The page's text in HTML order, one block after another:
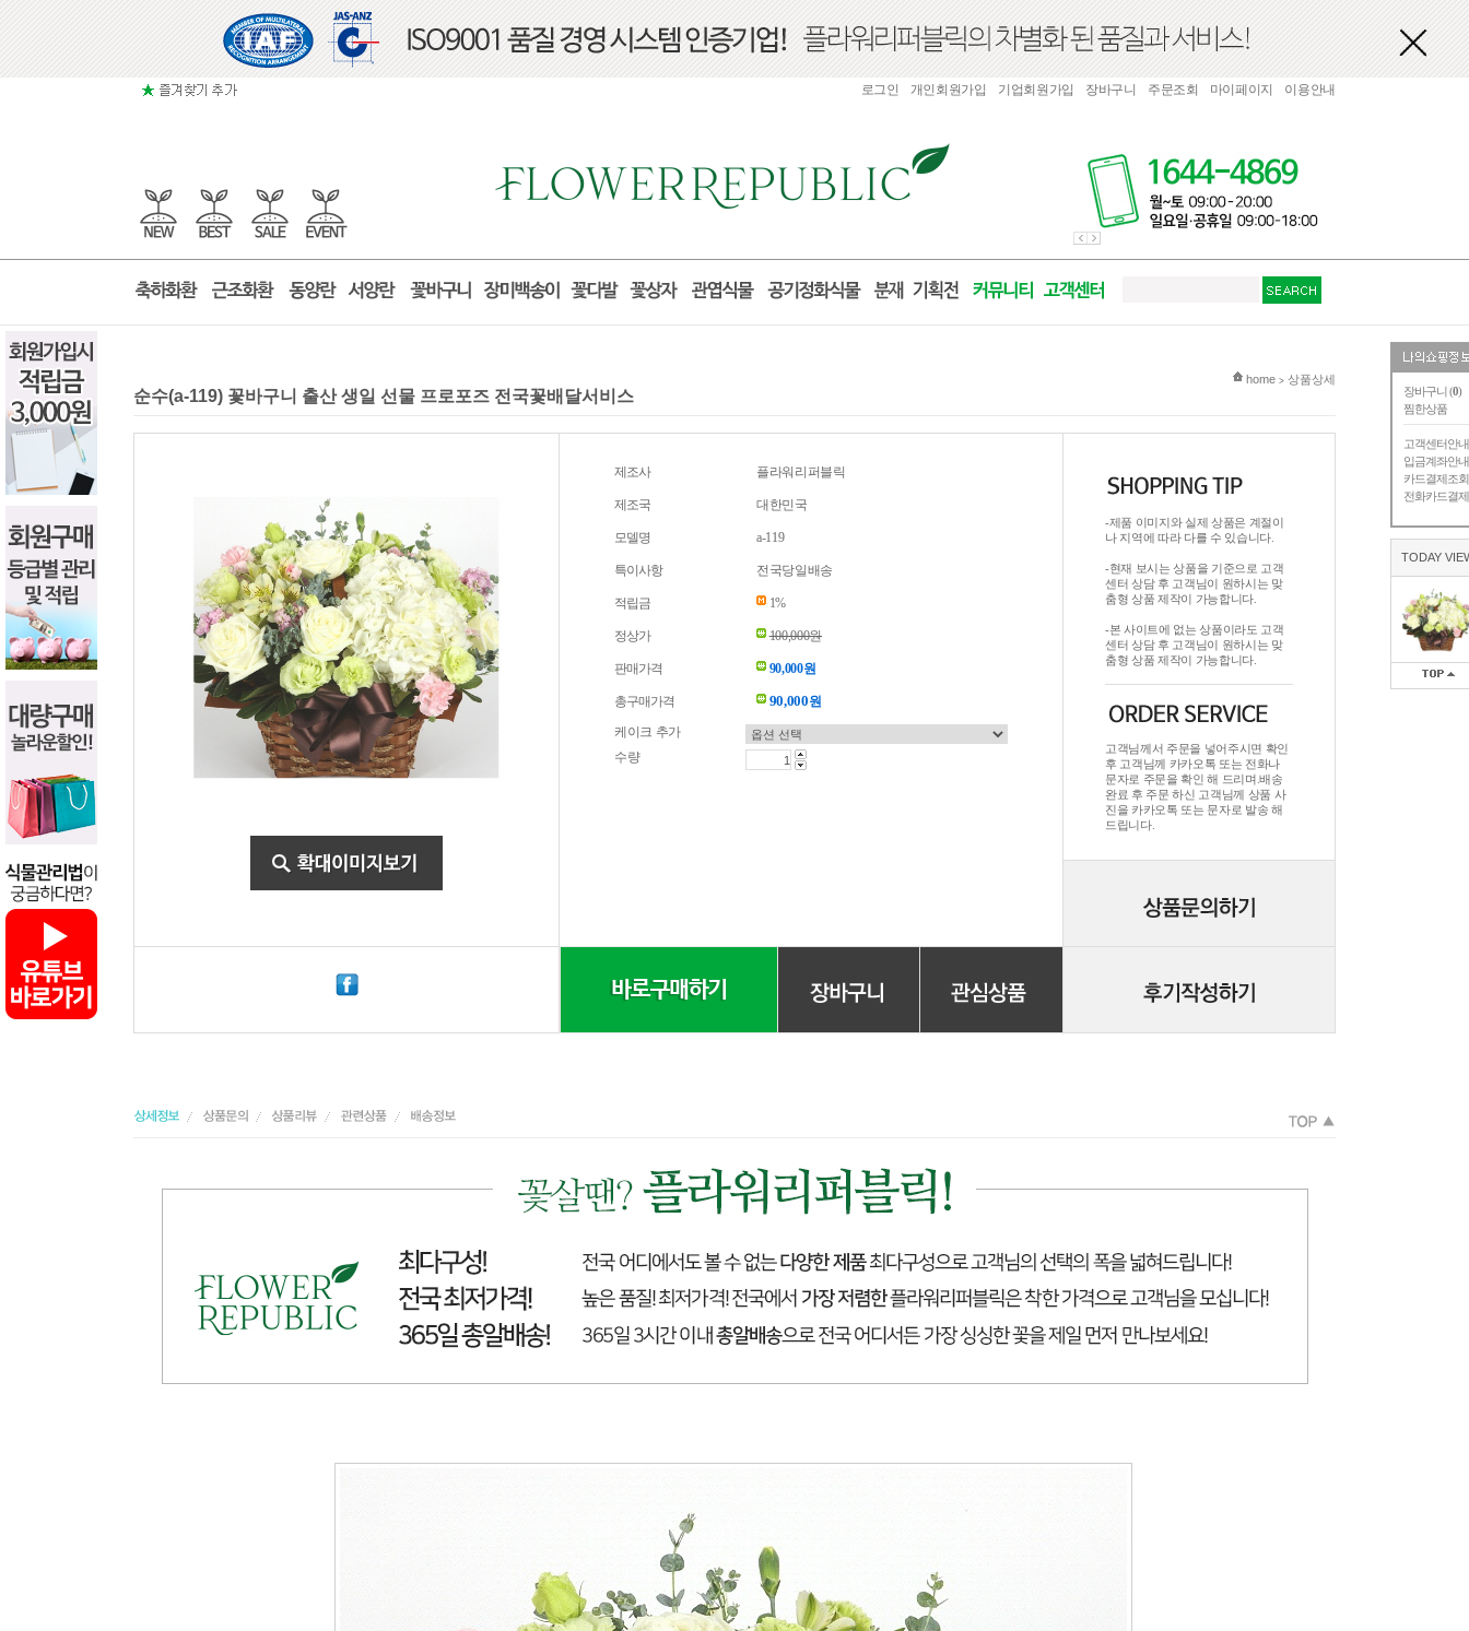
장바구니 (0)
찜한상품
고객센터안내
입금계좌안내
카드결제조회
전화카드결제
TODAY
로그인 개인회원가입 기업회원가입 장바구니 주문조회 마이페이지 이용안내
현재 위치
home > 상품상세
순수(a-119) 꽃바구니 출산 생일 선물 프로포즈 전국꽃배달서비스
제조사 플라워리퍼블릭
제조국 대한민국
모델명 a-119
특이사항 전국당일배송
적립금 1%
정상가 100,000원
판매가격 90,000원
총구매가격 90,000원
케이크 추가
수량
-제품 이미지와 실제 상품은 계절이
나 지역에 따라 다를 수 있습니다.
-현재 보시는 상품을 기준으로 고객
센터 상담 후 고객님이 원하시는 맞
춤형 상품 제작이 가능합니다.
-본 사이트에 없는 상품이라도 고객
센터 상담 후 고객님이 원하시는 맞
춤형 상품 제작이 가능합니다.
고객님께서 주문을 넣어주시면 확인
후 고객님께 카카오톡 또는 전화나
문자로 주문을 확인 해 드리며.배송
완료 후 주문 하신 고객님께 상품 사
진을 카카오톡 또는 문자로 발송 해
드립니다.